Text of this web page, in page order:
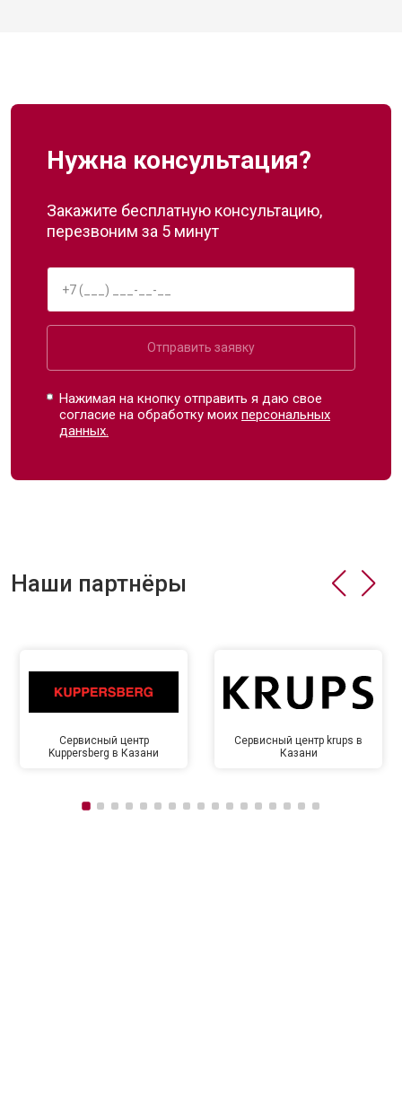
Нужна консультация?
Закажите бесплатную консультацию,
перезвоним за 5 минут
Отправить заявку
Нажимая на кнопку отправить я даю свое
согласие на обработку моихперсональных
данных.
Наши партнёры
Сервисный центр
Kuppersberg в Казани
Сервисный центр krups в
Казани